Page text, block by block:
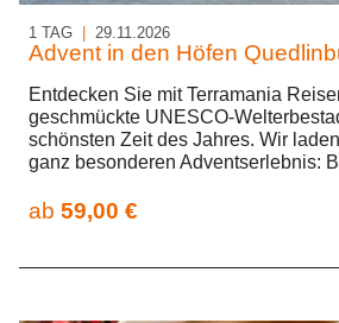
1 TAG 29.11.2026
Advent in den Höfen
Entdecken Sie mit Terramania
geschmückte UNESCO-
schönsten Zeit des Jahres. Wir
ganz besonderen Adventserlebnis:
verwandeln sich in liebevoll
stimmungsvollen Tag voller
ab 59,00 €